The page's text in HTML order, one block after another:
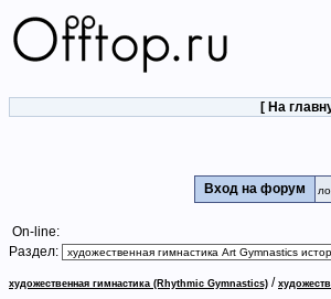
[ На
Вход на форум
On-line:
Раздел:
художественная гимнастика (Rhythmic Gymnastics) /